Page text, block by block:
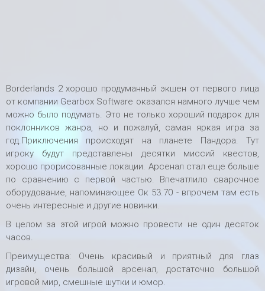
Borderlands 2 хорошо продуманный экшен от первого лица
от компании Gearbox Software оказался намного лучше чем
можно было подумать. Это не только хороший подарок для
поклонников жанра, но и пожалуй, самая яркая игра за
год.Приключения происходят на планете Пандора. Тут
игроку будут представлены десятки миссий квестов,
хорошо прорисованные локации. Арсенал стал еще больше
по сравнению с первой частью. Впечатлило сварочное
оборудование, напоминающее Ок 53.70 - впрочем там есть
очень интересные и другие новинки.
В целом за этой игрой можно провести не один десяток
часов.
Преимущества: Очень красивый и приятный для глаз
дизайн, очень большой арсенал, достаточно большой
игровой мир, смешные шутки и юмор.